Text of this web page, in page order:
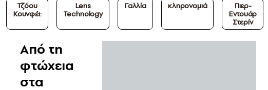
Τζόου
Κουνφέι:
Lens
Technology
Γαλλία κληρονομιά
Πιερ-
Εντουάρ
Στερίν
Από τη
φτώχεια
στα